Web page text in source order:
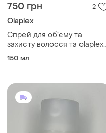
750 грн 2
Olaplex
Спрей для обʼєму та
захисту волосся та olaplex
volumizer blow dry mist, 150
150 мл